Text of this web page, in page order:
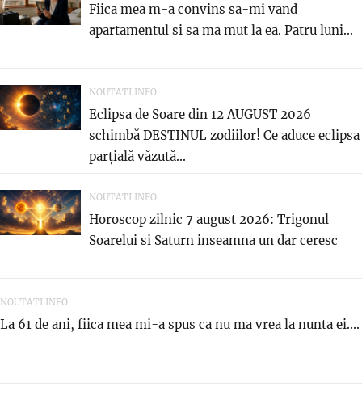
Fiica mea m-a convins sa-mi vand
apartamentul si sa ma mut la ea. Patru luni...
NOUTATI.INFO
Eclipsa de Soare din 12 AUGUST 2026
schimbă DESTINUL zodiilor! Ce aduce eclipsa
parțială văzută...
NOUTATI.INFO
Horoscop zilnic 7 august 2026: Trigonul
Soarelui si Saturn inseamna un dar ceresc
NOUTATI.INFO
La 61 de ani, fiica mea mi-a spus ca nu ma vrea la nunta ei....